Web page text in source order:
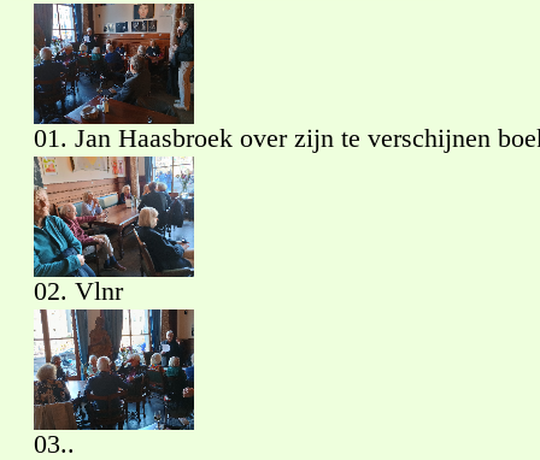
01. Jan Haasbroek over zijn te verschijnen
02. Vlnr
03..